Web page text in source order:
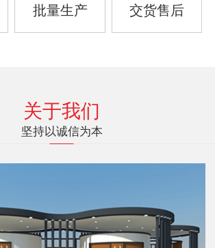
批量生产 交货售后
关于我们
坚持以诚信为本